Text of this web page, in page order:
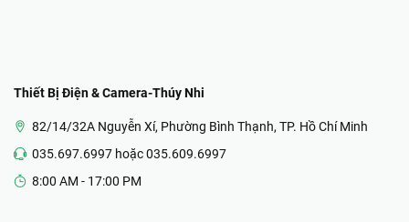
Thiết Bị Điện & Camera-Thúy Nhi
82/14/32A Nguyễn Xí, Phường Bình Thạnh, TP. Hồ Chí Minh
035.697.6997 hoặc 035.609.6997
8:00 AM - 17:00 PM